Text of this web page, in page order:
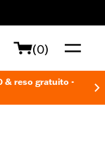
(0)
& reso gratuito -